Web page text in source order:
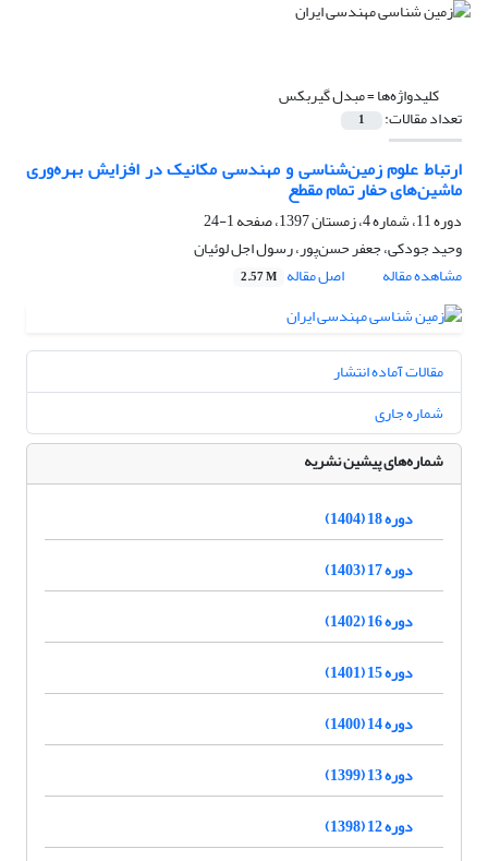
کلیدواژه‌ها =مبدل گیربکس
تعداد مقالات: 1
ارتباط علوم زمین‌شناسی و مهندسی مکانیک در افزایش بهره‌وری
ماشین‌های حفار تمام مقطع
دوره 11، شماره 4، زمستان 1397، صفحه
1-24
وحید جودکی، جعفر حسن‌پور، رسول اجل لوئیان
مشاهده مقاله
اصل مقاله 2.57 M
مقالات آماده انتشار
شماره جاری
شماره‌های پیشین نشریه
دوره 18 (1404)
دوره 17 (1403)
دوره 16 (1402)
دوره 15 (1401)
دوره 14 (1400)
دوره 13 (1399)
دوره 12 (1398)